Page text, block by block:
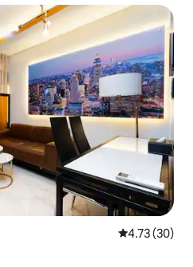
Calificación
4.73 (30)